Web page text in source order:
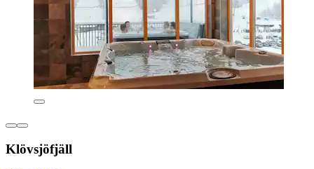
Klövsjöfjäll